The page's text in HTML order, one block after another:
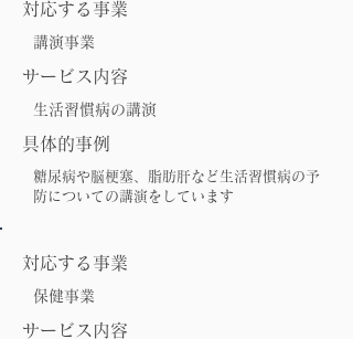
対応する事業
講演事業
サービス内容
生活習慣病の講演
具体的事例
糖尿病や脳梗塞、脂肪肝など生活習慣病の予
防についての講演をしています
対応する事業
保健事業
サービス内容